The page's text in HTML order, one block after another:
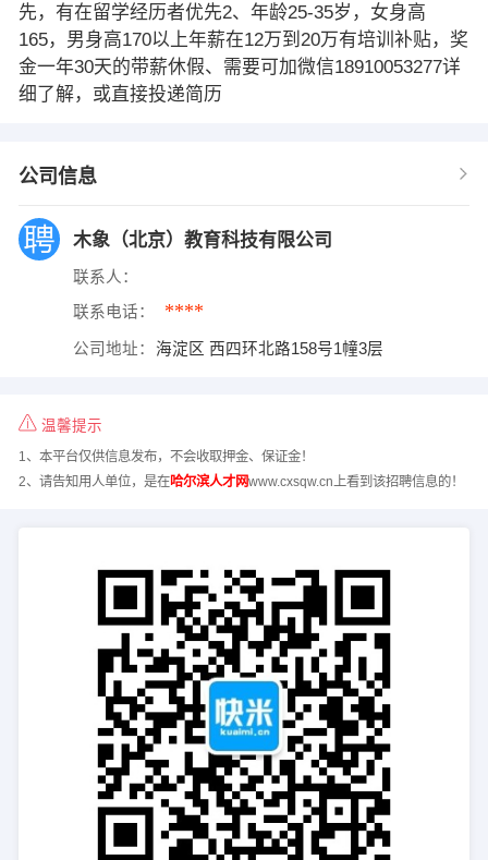
先，有在留学经历者优先2、年龄25-35岁，女身高
165，男身高170以上年薪在12万到20万有培训补贴，奖
金一年30天的带薪休假、需要可加微信18910053277详
细了解，或直接投递简历
公司信息
木象（北京）教育科技有限公司
联系人：
联系电话： ****
公司地址： 海淀区 西四环北路158号1幢3层
温馨提示
1、本平台仅供信息发布，不会收取押金、保证金！
2、请告知用人单位，是在哈尔滨人才网www.cxsqw.cn上看到该招聘信息的！